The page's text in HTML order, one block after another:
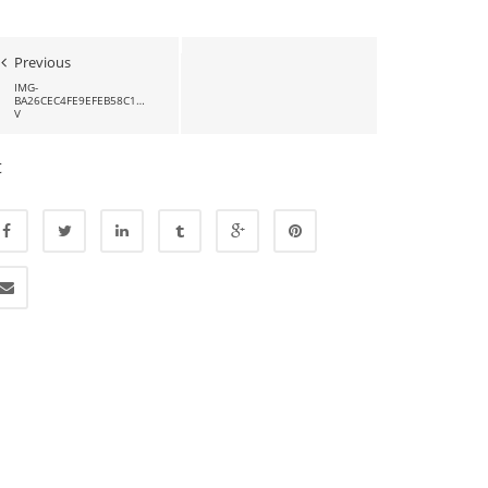
Previous
IMG-
BA26CEC4FE9EFEB58C1D2262E4CE2D01-
V